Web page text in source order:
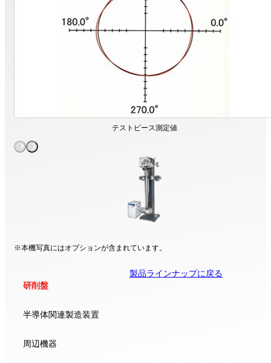
テストピース測定値
※本機写真にはオプションが含まれています。
研削盤
半導体関連製造装置
周辺機器
製品ラインナップに戻る